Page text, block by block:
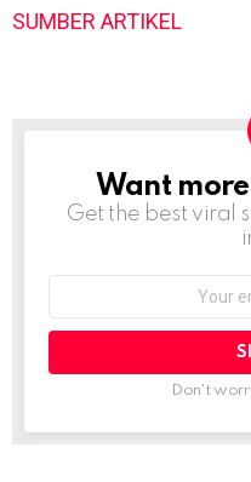
SUMBER ARTIKEL
NEWSLETTER
Want
Get the best viral
Don't